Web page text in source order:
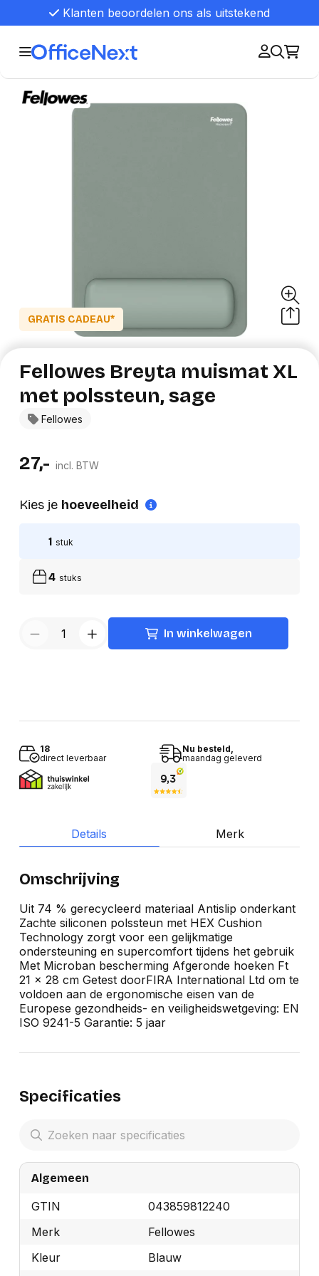
Klanten beoordelen ons als uitstekend
GRATIS CADEAU*
Fellowes
Fellowes Breyta muismat XL
met polssteun, sage
27,- incl. BTW
Kies je hoeveelheid
1 stuk
4 stuks
In winkelwagen
18
direct leverbaar
Nu besteld,
maandag geleverd
Details Merk
Omschrijving
Uit 74 % gerecycleerd materiaal Antislip onderkant
Zachte siliconen polssteun met HEX Cushion
Technology zorgt voor een gelijkmatige
ondersteuning en supercomfort tijdens het gebruik
Met Microban bescherming Afgeronde hoeken Ft
21 x 28 cm Getest doorFIRA International Ltd om te
voldoen aan de ergonomische eisen van de
Europese gezondheids- en veiligheidswetgeving: EN
ISO 9241-5 Garantie: 5 jaar
Specificaties
Algemeen
GTIN
043859812240
Merk
Fellowes
Kleur
Blauw